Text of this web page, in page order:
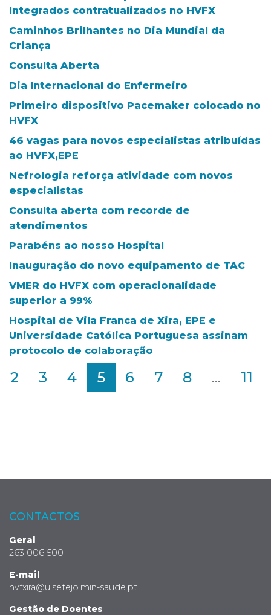
Integrados contratualizados no HVFX
Caminhos Brilhantes no Dia Mundial da
Criança
Consulta Aberta
Dia Internacional do Enfermeiro
Primeiro dispositivo Pacemaker colocado no
HVFX
46 vagas para novos especialistas atribuídas
ao HVFX,EPE
Nefrologia reforça atividade com novos
especialistas
Consulta aberta com recorde de
atendimentos
Parabéns ao nosso Hospital
Inauguração do novo equipamento de TAC
VMER do HVFX com operacionalidade
superior a 99%
Hospital de Vila Franca de Xira, EPE e
Universidade Católica Portuguesa assinam
protocolo de colaboração
2 3 4 5 6 7 8 ... 11
CONTACTOS
Geral
263 006 500
E-mail
hvfxira@ulsetejo.min-saude.pt
Gestão de Doentes